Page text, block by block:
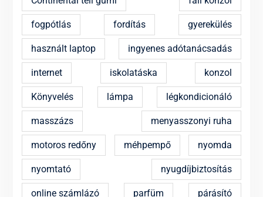
fogpótlás fordítás gyerekülés
használt laptop ingyenes adótanácsadás
internet iskolatáska konzol
Könyvelés lámpa légkondicionáló
masszázs menyasszonyi ruha
motoros redőny méhpempő nyomda
nyomtató nyugdíjbiztosítás
online számlázó parfüm párásító